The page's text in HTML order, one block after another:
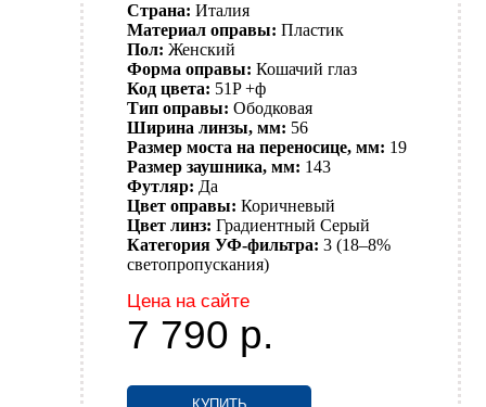
Страна: Италия
Материал оправы: Пластик
Пол: Женский
Форма оправы: Кошачий глаз
Код цвета: 51P +ф
Тип оправы: Ободковая
Ширина линзы, мм: 56
Размер моста на переносице, мм: 19
Размер заушника, мм: 143
Футляр: Да
Цвет оправы: Коричневый
Цвет линз: Градиентный Серый
Категория УФ-фильтра: 3 (18–8%
светопропускания)
Цена на сайте
7 790 р.